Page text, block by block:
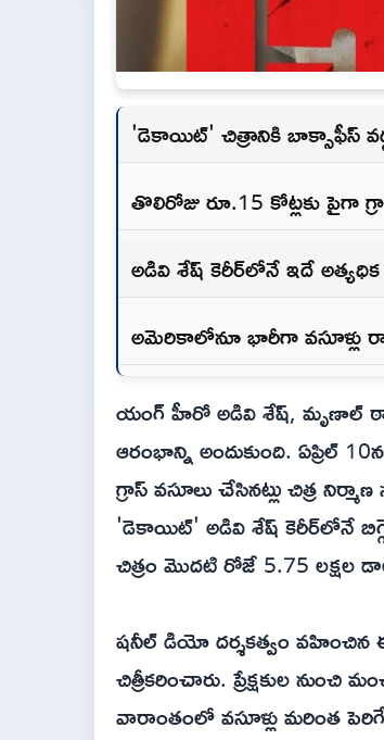
'డెకాయిట్' చిత్రానికి బాక్సాఫీస్
తొలిరోజు రూ.15 కోట్లకు పైగా
అడివి శేష్ కెరీర్‌లోనే ఇదే అత్యధిక
అమెరికాలోనూ భారీగా వసూళ్లు
యంగ్ హీరో అడివి శేష్, మృణాల్
ఆరంభాన్ని అందుకుంది. ఏప్రిల్
గ్రాస్ వసూలు చేసినట్లు చిత్ర
'డెకాయిట్' అడివి శేష్ కెరీర్‌లోనే
చిత్రం మొదటి రోజే 5.75 లక్షల
షనీల్ డియో దర్శకత్వం వహించిన
చిత్రీకరించారు. ప్రేక్షకుల
వారాంతంలో వసూళ్లు మరింత పెరిగే